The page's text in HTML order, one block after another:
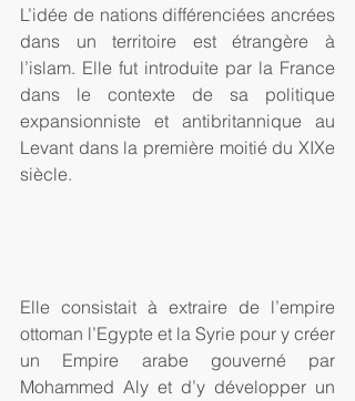
L’idée de nations différenciées ancrées
dans un territoire est étrangère à
l’islam. Elle fut introduite par la France
dans le contexte de sa politique
expansionniste et antibritannique au
Levant dans la première moitié du XIXe
siècle.
Elle consistait à extraire de l’empire
ottoman l’Egypte et la Syrie pour y créer
un Empire arabe gouverné par
Mohammed Aly et d’y développer un